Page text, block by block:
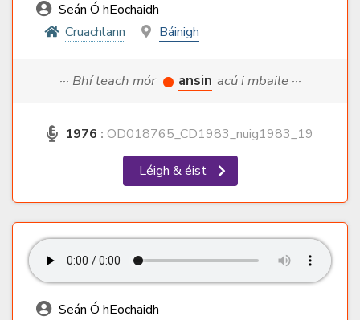
Seán Ó hEochaidh
Cruachlann
Báinigh
··· Bhí teach mór ansin acú i mbaile ···
1976 : OD018765_CD1983_nuig1983_19
Léigh & éist
Seán Ó hEochaidh